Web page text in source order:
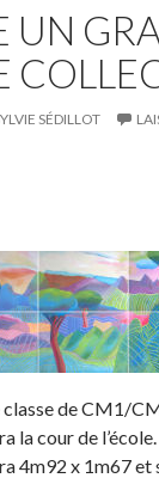
UN
SÉDILLOT
r
t
a
g
e
r
s
u
i
n
g
l
e
r
!
classe de CM1/
la cour de l’école.
4m92 x 1m67 et